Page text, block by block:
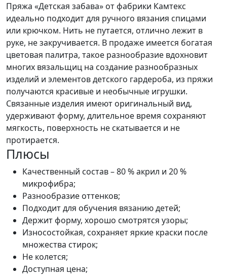
Пряжа «Детская забава» от фабрики Камтекс
идеально подходит для ручного вязания спицами
или крючком. Нить не путается, отлично лежит в
руке, не закручивается. В продаже имеется богатая
цветовая палитра, такое разнообразие вдохновит
многих вязальщиц на создание разнообразных
изделий и элементов детского гардероба, из пряжи
получаются красивые и необычные игрушки.
Связанные изделия имеют оригинальный вид,
удерживают форму, длительное время сохраняют
мягкость, поверхность не скатывается и не
протирается.
Плюсы
Качественный состав – 80 % акрил и 20 %
микрофибра;
Разнообразие оттенков;
Подходит для обучения вязанию детей;
Держит форму, хорошо смотрятся узоры;
Износостойкая, сохраняет яркие краски после
множества стирок;
Не колется;
Доступная цена;